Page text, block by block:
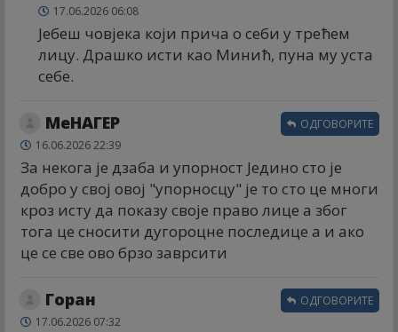
17.06.2026 06:08
Јебеш човјека који прича о себи у трећем
лицу. Драшко исти као Минић, пуна му уста
себе.
МеНАГЕР
16.06.2026 22:39
За некога је дзаба и упорност Једино сто је
добро у свој овој "упорносцу" је то сто це многи
кроз исту да показу своје право лице а због
тога це сносити дугороцне последице а и ако
це се све ово брзо заврсити
ОДГОВОРИТЕ
Горан
17.06.2026 07:32
ОДГОВОРИТЕ